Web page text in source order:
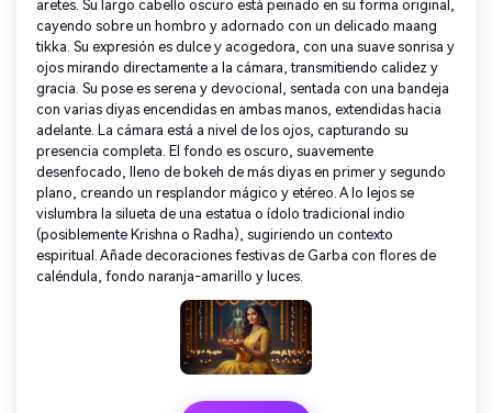
aretes. Su largo cabello oscuro está peinado en su forma original,
cayendo sobre un hombro y adornado con un delicado maang
tikka. Su expresión es dulce y acogedora, con una suave sonrisa y
ojos mirando directamente a la cámara, transmitiendo calidez y
gracia. Su pose es serena y devocional, sentada con una bandeja
con varias diyas encendidas en ambas manos, extendidas hacia
adelante. La cámara está a nivel de los ojos, capturando su
presencia completa. El fondo es oscuro, suavemente
desenfocado, lleno de bokeh de más diyas en primer y segundo
plano, creando un resplandor mágico y etéreo. A lo lejos se
vislumbra la silueta de una estatua o ídolo tradicional indio
(posiblemente Krishna o Radha), sugiriendo un contexto
espiritual. Añade decoraciones festivas de Garba con flores de
caléndula, fondo naranja-amarillo y luces.